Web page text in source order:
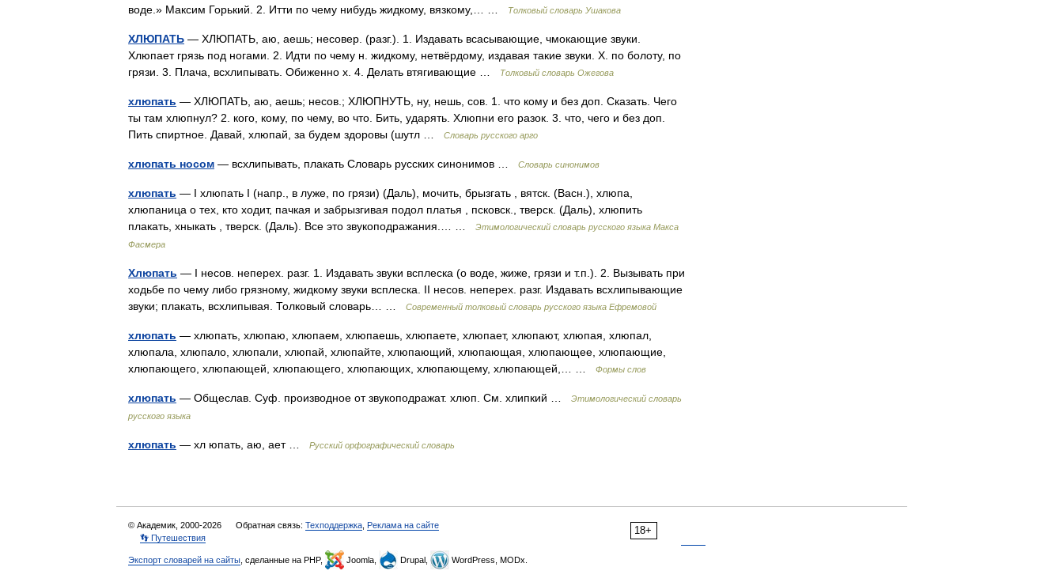
воде.» Максим Горький. 2. Итти по чему нибудь жидкому, вязкому,… …
Толковый словарь Ушакова
ХЛЮПАТЬ — ХЛЮПАТЬ, аю, аешь; несовер. (разг.). 1. Издавать всасывающие, чмокающие звуки.
Хлюпает грязь под ногами. 2. Идти по чему н. жидкому, нетвёрдому, издавая такие звуки. Х. по болоту, по
грязи. 3. Плача, всхлипывать. Обиженно х. 4. Делать втягивающие …
Толковый словарь Ожегова
хлюпать — ХЛЮПАТЬ, аю, аешь; несов.; ХЛЮПНУТЬ, ну, нешь, сов. 1. что кому и без доп. Сказать. Чего
ты там хлюпнул? 2. кого, кому, по чему, во что. Бить, ударять. Хлюпни его разок. 3. что, чего и без доп.
Пить спиртное. Давай, хлюпай, за будем здоровы (шутл …
Словарь русского арго
хлюпать носом — всхлипывать, плакать Словарь русских синонимов … Словарь синонимов
хлюпать — I хлюпать I (напр., в луже, по грязи) (Даль), мочить, брызгать , вятск. (Васн.), хлюпа,
хлюпаница о тех, кто ходит, пачкая и забрызгивая подол платья , псковск., тверск. (Даль), хлюпить
плакать, хныкать , тверск. (Даль). Все это звукоподражания.… …
Этимологический словарь русского языка Макса
Фасмера
Хлюпать — I несов. неперех. разг. 1. Издавать звуки всплеска (о воде, жиже, грязи и т.п.). 2. Вызывать при
ходьбе по чему либо грязному, жидкому звуки всплеска. II несов. неперех. разг. Издавать всхлипывающие
звуки; плакать, всхлипывая. Толковый словарь… …
Современный толковый словарь русского языка Ефремовой
хлюпать — хлюпать, хлюпаю, хлюпаем, хлюпаешь, хлюпаете, хлюпает, хлюпают, хлюпая, хлюпал,
хлюпала, хлюпало, хлюпали, хлюпай, хлюпайте, хлюпающий, хлюпающая, хлюпающее, хлюпающие,
хлюпающего, хлюпающей, хлюпающего, хлюпающих, хлюпающему, хлюпающей,… …
Формы слов
хлюпать — Общеслав. Суф. производное от звукоподражат. хлюп. См. хлипкий …
Этимологический словарь
русского языка
хлюпать — хл юпать, аю, ает … Русский орфографический словарь
18+
© Академик, 2000-2026 Обратная связь: Техподдержка Реклама на сайте
👣 Путешествия
Экспорт словарей на сайты , сделанные на PHP, Joomla, Drupal, WordPress, MODx.